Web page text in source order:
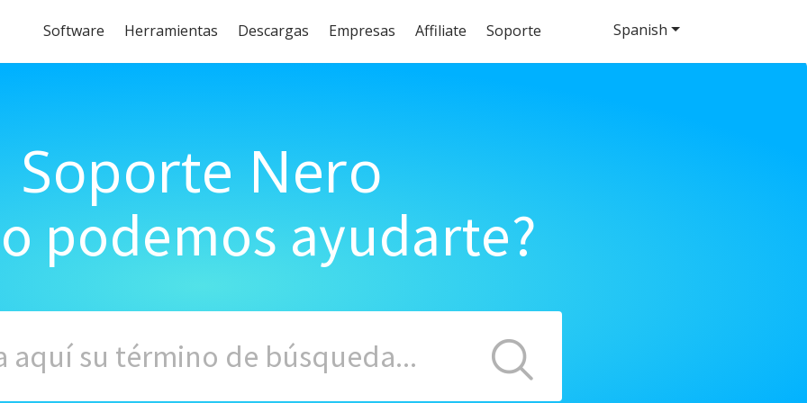
Software Herramientas Descargas Empresas Affiliate Soporte
Soporte Nero
podemos ayudarte?
Spanish